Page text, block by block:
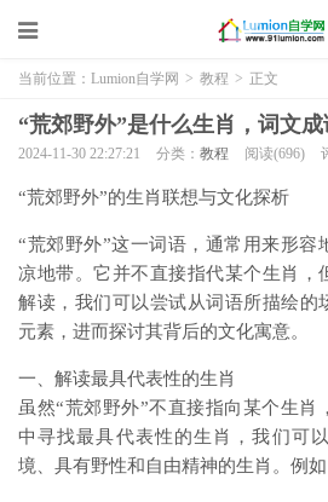
当前位置： Lumion自学网 > 教程 > 正文
“荒郊野外”是什么生肖，词文
2024-11-30 22:27:21 分类： 教程 阅读(696)
“荒郊野外”的生肖联想与文化探析
“荒郊野外”这一词语，通常用来形容
凉地带。它并不直接指代某个生肖，
解读，我们可以尝试从词语所描绘的
元素，进而探讨其背后的文化寓意。
一、解读最具代表性的生肖
虽然“荒郊野外”不直接指向某个生肖
中寻找最具代表性的生肖，我们可
境、具有野性和自由精神的生肖。例如